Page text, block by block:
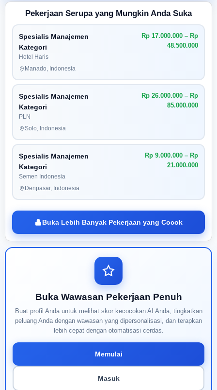
Pekerjaan Serupa yang Mungkin Anda Suka
Spesialis Manajemen
Kategori
Hotel Haris
Rp 17.000.000 – Rp
48.500.000
Manado, Indonesia
Spesialis Manajemen
Kategori
PLN
Rp 26.000.000 – Rp
85.000.000
Solo, Indonesia
Spesialis Manajemen
Kategori
Semen Indonesia
Rp 9.000.000 – Rp
21.000.000
Denpasar, Indonesia
Buka Lebih Banyak Pekerjaan yang Cocok
Buka Wawasan Pekerjaan Penuh
Buat profil Anda untuk melihat skor kecocokan AI Anda, tingkatkan
peluang Anda dengan wawasan yang dipersonalisasi, dan terapkan
lebih cepat dengan otomatisasi cerdas.
Memulai
Masuk